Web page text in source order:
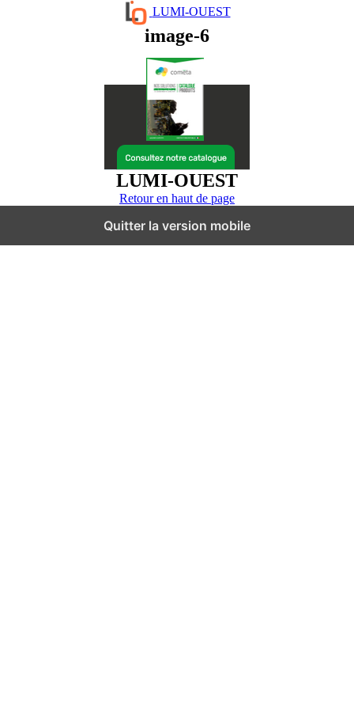
LUMI-OUEST
image-6
LUMI-OUEST
Retour en haut de page
Quitter la version mobile